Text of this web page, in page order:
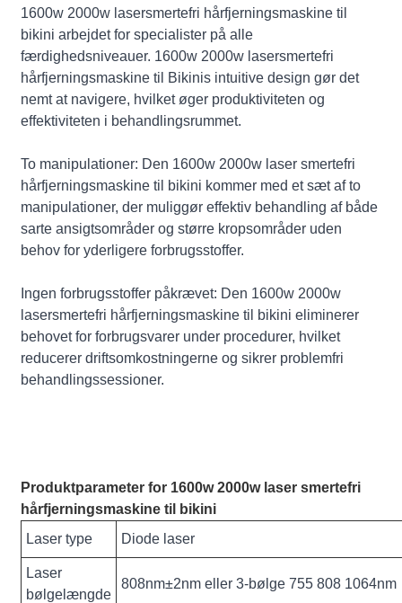
1600w 2000w lasersmertefri hårfjerningsmaskine til
bikini arbejdet for specialister på alle
færdighedsniveauer. 1600w 2000w lasersmertefri
hårfjerningsmaskine til Bikinis intuitive design gør det
nemt at navigere, hvilket øger produktiviteten og
effektiviteten i behandlingsrummet.
To manipulationer: Den 1600w 2000w laser smertefri
hårfjerningsmaskine til bikini kommer med et sæt af to
manipulationer, der muliggør effektiv behandling af både
sarte ansigtsområder og større kropsområder uden
behov for yderligere forbrugsstoffer.
Ingen forbrugsstoffer påkrævet: Den 1600w 2000w
lasersmertefri hårfjerningsmaskine til bikini eliminerer
behovet for forbrugsvarer under procedurer, hvilket
reducerer driftsomkostningerne og sikrer problemfri
behandlingssessioner.
Produktparameter for 1600w 2000w laser smertefri
hårfjerningsmaskine til bikini
Laser type
Diode laser
Laser
bølgelængde
808nm±2nm eller 3-bølge 755 808 1064nm